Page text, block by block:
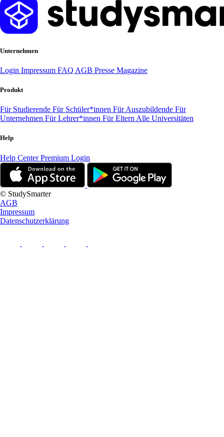
Unternehmen
Login Impressum FAQ AGB Presse Magazine
Produkt
Für Studierende Für Schüler*innen Für Auszubildende Für
Unternehmen Für Lehrer*innen Für Eltern Alle Universitäten
Help
Help CenterPremium Login
© StudySmarter
AGB
Impressum
Datenschutzerklärung